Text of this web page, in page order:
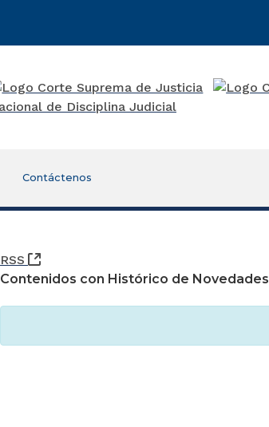
Contáctenos
RSS
(Abre una nueva ventana)
Contenidos con Histórico de Novedades